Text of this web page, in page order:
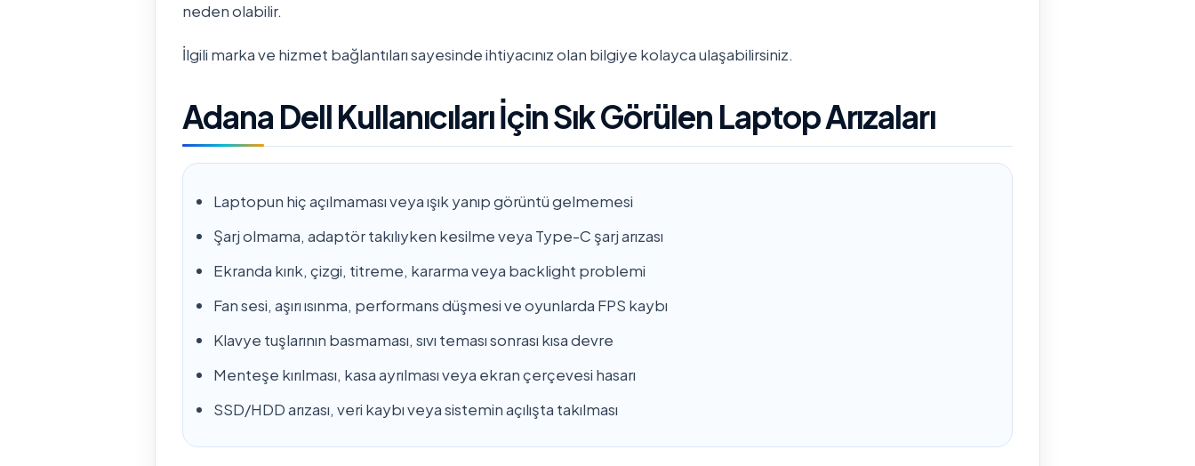
neden olabilir.
İlgili marka ve hizmet bağlantıları sayesinde ihtiyacınız olan bilgiye kolayca ulaşabilirsiniz.
Adana Dell Kullanıcıları İçin Sık Görülen Laptop Arızaları
Laptopun hiç açılmaması veya ışık yanıp görüntü gelmemesi
Şarj olmama, adaptör takılıyken kesilme veya Type-C şarj arızası
Ekranda kırık, çizgi, titreme, kararma veya backlight problemi
Fan sesi, aşırı ısınma, performans düşmesi ve oyunlarda FPS kaybı
Klavye tuşlarının basmaması, sıvı teması sonrası kısa devre
Menteşe kırılması, kasa ayrılması veya ekran çerçevesi hasarı
SSD/HDD arızası, veri kaybı veya sistemin açılışta takılması